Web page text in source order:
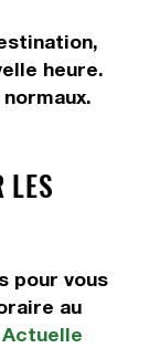
heure.
LES
pour vous
au